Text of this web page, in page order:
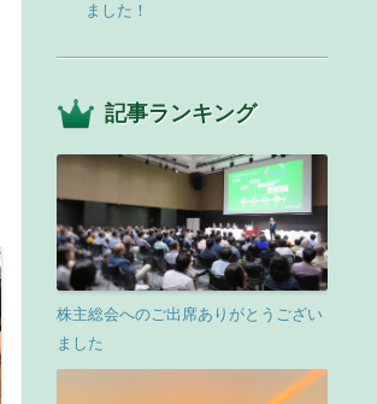
ました！
記事ランキング
株主総会へのご出席ありがとうござい
ました